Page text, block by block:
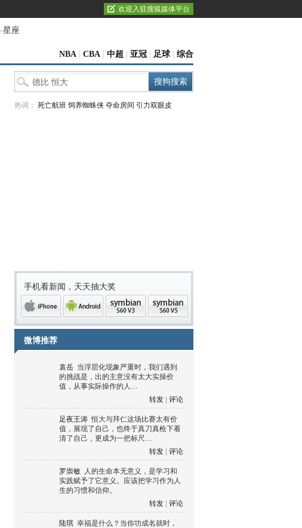
欢迎入驻搜狐媒体平台
-星座
NBA CBA 中超 亚冠 足球 综合
热词： 死亡航班 饲养蜘蛛侠 夺命房间 引力双眼皮
手机看新闻，天天抽大奖
Android symbian
微博推荐
袁岳 当浮层化现象严重时，我们遇到
的挑战是，出的主意没有太大实操价
值，从事实际操作的人…
转发
评论
足夜王涛 恒大与拜仁这场比赛太有价
值，展现了自己，也终于真刀真枪下看
清了自己，更成为一把标尺…
转发
评论
罗崇敏 人的生命本无意义，是学习和
实践赋予了它意义。应该把学习作为人
生的习惯和信仰。
转发
评论
陆琪 幸福是什么？当你功成名就时，